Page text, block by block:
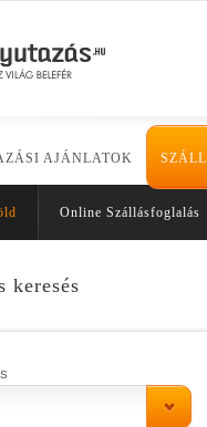
AJÁNLATOK
Online Szállásfoglalás
keresés